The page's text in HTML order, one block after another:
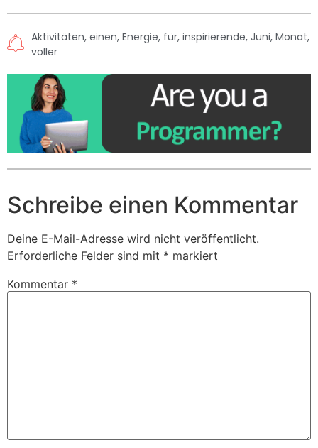
Aktivitäten, einen, Energie, für, inspirierende, Juni, Monat,
voller
Schreibe einen Kommentar
Deine E-Mail-Adresse wird nicht veröffentlicht.
Erforderliche Felder sind mit * markiert
Kommentar *